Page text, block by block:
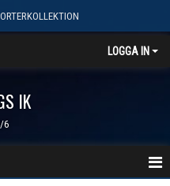
LOGGA IN
IK
6